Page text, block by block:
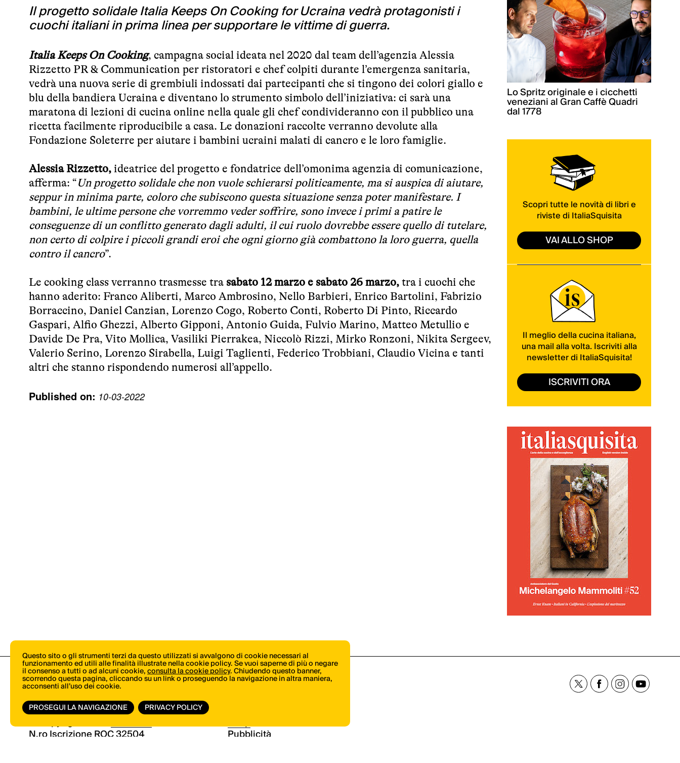
Il progetto solidale Italia Keeps On Cooking for Ucraina vedrà protagonisti i
cuochi italiani in prima linea per supportare le vittime di guerra.
Italia Keeps On Cooking, campagna social ideata nel 2020 dal team dell’agenzia Alessia
Rizzetto PR & Communication per ristoratori e chef colpiti durante l’emergenza sanitaria,
vedrà una nuova serie di grembiuli indossati dai partecipanti che si tingono dei colori giallo e
blu della bandiera Ucraina e diventano lo strumento simbolo dell’iniziativa: ci sarà una
maratona di lezioni di cucina online nella quale gli chef condivideranno con il pubblico una
ricetta facilmente riproducibile a casa. Le donazioni raccolte verranno devolute alla
Fondazione Soleterre per aiutare i bambini ucraini malati di cancro e le loro famiglie.
Alessia Rizzetto, ideatrice del progetto e fondatrice dell’omonima agenzia di comunicazione,
afferma: “Un progetto solidale che non vuole schierarsi politicamente, ma si auspica di aiutare,
seppur in minima parte, coloro che subiscono questa situazione senza poter manifestare. I
bambini, le ultime persone che vorremmo veder soffrire, sono invece i primi a patire le
conseguenze di un conflitto generato dagli adulti, il cui ruolo dovrebbe essere quello di tutelare,
non certo di colpire i piccoli grandi eroi che ogni giorno già combattono la loro guerra, quella
contro il cancro”.
Le cooking class verranno trasmesse tra sabato 12 marzo e sabato 26 marzo, tra i cuochi che
hanno aderito: Franco Aliberti, Marco Ambrosino, Nello Barbieri, Enrico Bartolini, Fabrizio
Borraccino, Daniel Canzian, Lorenzo Cogo, Roberto Conti, Roberto Di Pinto, Riccardo
Gaspari, Alfio Ghezzi, Alberto Gipponi, Antonio Guida, Fulvio Marino, Matteo Metullio e
Davide De Pra, Vito Mollica, Vasiliki Pierrakea, Niccolò Rizzi, Mirko Ronzoni, Nikita Sergeev,
Valerio Serino, Lorenzo Sirabella, Luigi Taglienti, Federico Trobbiani, Claudio Vicina e tanti
altri che stanno rispondendo numerosi all’appello.
Published on: 10-03-2022
Lo Spritz originale e i cicchetti
veneziani al Gran Caffè Quadri
dal 1778
Scopri tutte le novità di libri e
riviste di ItaliaSquisita
VAI ALLO SHOP
Il meglio della cucina italiana,
una mail alla volta. Iscriviti alla
newsletter di ItaliaSquisita!
ISCRIVITI ORA
© Copyright 2026.Vertical.it
N.ro Iscrizione ROC 32504
Shop
Pubblicità
Questo sito o gli strumenti terzi da questo utilizzati si avvalgono di cookie necessari al
funzionamento ed utili alle finalità illustrate nella cookie policy. Se vuoi saperne di più o negare
il consenso a tutti o ad alcuni cookie,consulta la cookie policy. Chiudendo questo banner,
scorrendo questa pagina, cliccando su un link o proseguendo la navigazione in altra maniera,
acconsenti all’uso dei cookie.
PROSEGUI LA NAVIGAZIONE
PRIVACY POLICY